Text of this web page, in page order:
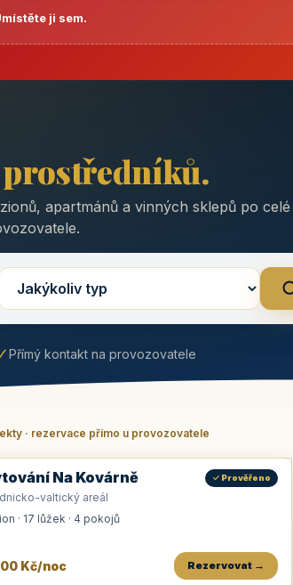
ji sem.
prostředníků.
apartmánů a vinných sklepů po celé
Přímý kontakt na provozovatele
· rezervace přímo u provozovatele
Na Kovárně ✓ Prověřeno
valtický areál
· 17 lůžek · 4 pokojů
Kč/noc Rezervovat →